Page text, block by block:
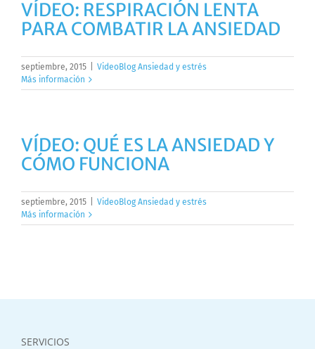
VÍDEO: RESPIRACIÓN LENTA
PARA COMBATIR LA ANSIEDAD
septiembre, 2015
VideoBlog Ansiedad y estrés
Más información
VÍDEO: QUÉ ES LA ANSIEDAD Y
CÓMO FUNCIONA
septiembre, 2015
VideoBlog Ansiedad y estrés
Más información
SERVICIOS